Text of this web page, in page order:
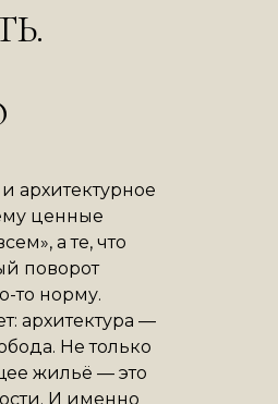
архитектурное
ценные
а те, что
поворот
то норму.
архитектура —
Не только
жильё — это
И именно